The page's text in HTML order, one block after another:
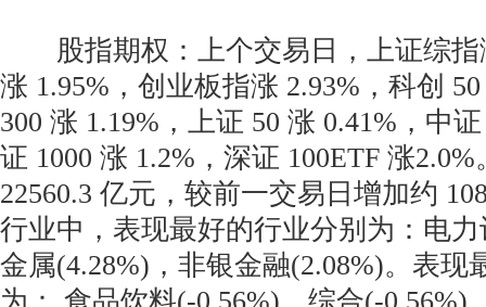
股指期权：上个交易日，上证综指
涨 1.95%，创业板指涨 2.93%，科创
300 涨 1.19%，上证 50 涨 0.41%，中
证 1000 涨 1.2%，深证 100ETF 涨
22560.3 亿元，较前一交易日增加约
行业中，表现最好的行业分别为：电
金属(4.28%)，非银金融(2.08%)。表现